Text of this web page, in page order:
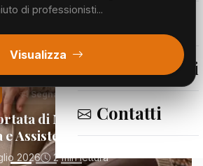
Segnalazioni
Contatti
di professionisti...
Visualizza
Segnalazioni
di Mano:
Assistenza Domiciliare
2026 2 min lettura